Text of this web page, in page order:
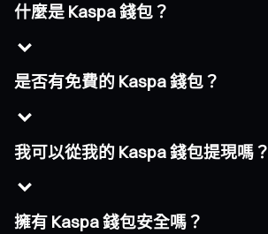
什麼是 Kaspa 錢包？
是否有免費的 Kaspa 錢包？
我可以從我的 Kaspa 錢包提現嗎？
擁有 Kaspa 錢包安全嗎？